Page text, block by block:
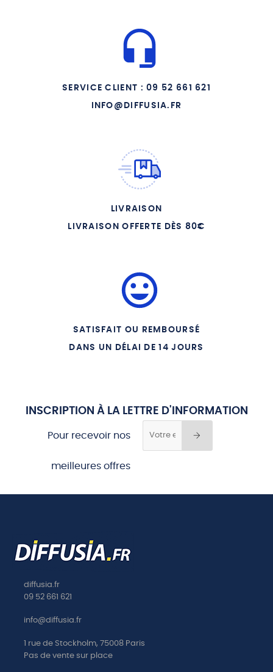
10 - Djebel Amour (live)
11 - Les barricades (live)
SERVICE CLIENT : 09 52 661 621
INFO@DIFFUSIA.FR
LIVRAISON
LIVRAISON OFFERTE DÈS 80€
SATISFAIT OU REMBOURSÉ
DANS UN DÉLAI DE 14 JOURS
INSCRIPTION À LA LETTRE D'INFORMATION
Pour recevoir nos
meilleures offres
diffusia.fr
09 52 661 621
info@diffusia.fr
1 rue de Stockholm, 75008 Paris
Pas de vente sur place